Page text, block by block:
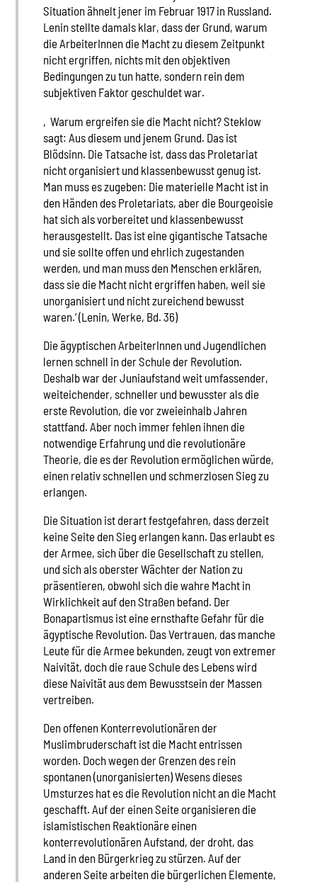
Situation ähnelt jener im Februar 1917 in Russland.
Lenin stellte damals klar, dass der Grund, warum
die ArbeiterInnen die Macht zu diesem Zeitpunkt
nicht ergriffen, nichts mit den objektiven
Bedingungen zu tun hatte, sondern rein dem
subjektiven Faktor geschuldet war.
‚Warum ergreifen sie die Macht nicht? Steklow
sagt: Aus diesem und jenem Grund. Das ist
Blödsinn. Die Tatsache ist, dass das Proletariat
nicht organisiert und klassenbewusst genug ist.
Man muss es zugeben: Die materielle Macht ist in
den Händen des Proletariats, aber die Bourgeoisie
hat sich als vorbereitet und klassenbewusst
herausgestellt. Das ist eine gigantische Tatsache
und sie sollte offen und ehrlich zugestanden
werden, und man muss den Menschen erklären,
dass sie die Macht nicht ergriffen haben, weil sie
unorganisiert und nicht zureichend bewusst
waren.‘ (Lenin, Werke, Bd. 36)
Die ägyptischen ArbeiterInnen und Jugendlichen
lernen schnell in der Schule der Revolution.
Deshalb war der Juniaufstand weit umfassender,
weiteichender, schneller und bewusster als die
erste Revolution, die vor zweieinhalb Jahren
stattfand. Aber noch immer fehlen ihnen die
notwendige Erfahrung und die revolutionäre
Theorie, die es der Revolution ermöglichen würde,
einen relativ schnellen und schmerzlosen Sieg zu
erlangen.
Die Situation ist derart festgefahren, dass derzeit
keine Seite den Sieg erlangen kann. Das erlaubt es
der Armee, sich über die Gesellschaft zu stellen,
und sich als oberster Wächter der Nation zu
präsentieren, obwohl sich die wahre Macht in
Wirklichkeit auf den Straßen befand. Der
Bonapartismus ist eine ernsthafte Gefahr für die
ägyptische Revolution. Das Vertrauen, das manche
Leute für die Armee bekunden, zeugt von extremer
Naivität, doch die raue Schule des Lebens wird
diese Naivität aus dem Bewusstsein der Massen
vertreiben.
Den offenen Konterrevolutionären der
Muslimbruderschaft ist die Macht entrissen
worden. Doch wegen der Grenzen des rein
spontanen (unorganisierten) Wesens dieses
Umsturzes hat es die Revolution nicht an die Macht
geschafft. Auf der einen Seite organisieren die
islamistischen Reaktionäre einen
konterrevolutionären Aufstand, der droht, das
Land in den Bürgerkrieg zu stürzen. Auf der
anderen Seite arbeiten die bürgerlichen Elemente,